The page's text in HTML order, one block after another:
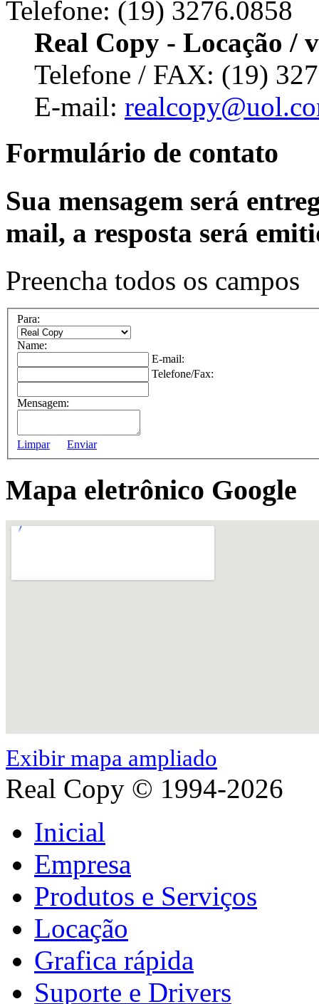
Telefone: (19) 3276.0858
Real Copy - Locação /
Telefone / FAX: (19)
E-mail:
Formulário de contato
Sua mensagem será
mail, a resposta será
Preencha todos os campos
Para:
Name:
E-mail:
Telefone/Fax:
Mensagem:
Limpar Enviar
Mapa eletrônico Google
Exibir mapa ampliado
Real Copy © 1994-2026
Inicial
Empresa
Produtos e Serviços
Locação
Grafica rápida
Suporte e Drivers